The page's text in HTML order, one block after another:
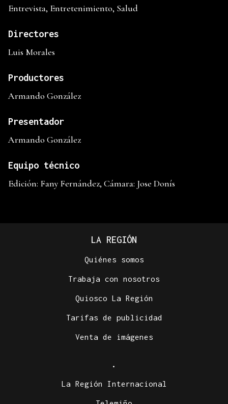
Entrevista, Entretenimiento, Salud
Directores
Luis Morales
Productores
Armando González
Presentador
Armando González
Equipo técnico
Edición: Fany Fernández, Cámara: Jose Donís
LA REGIÓN
Quiénes somos
Trabaja con nosotros
Quiosco La Región
Tarifas de publicidad
Venta de imágenes
.
La Región Internacional